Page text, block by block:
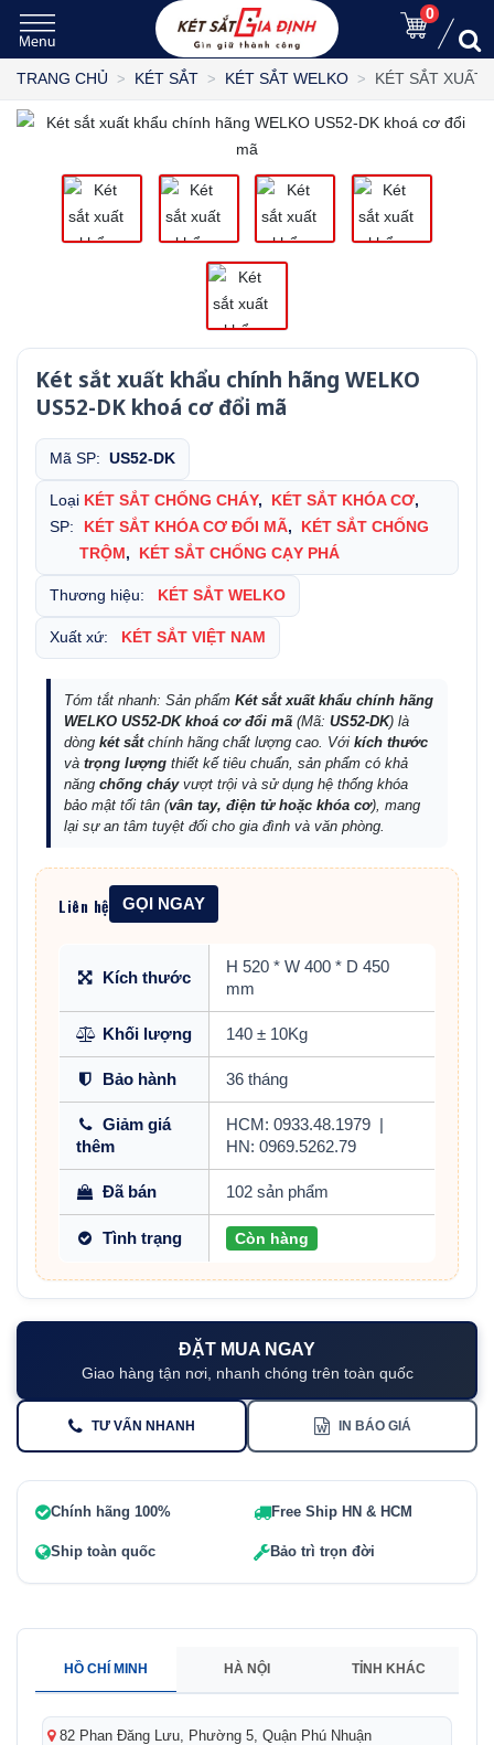
0
TRANG CHỦ KÉT SẮT KÉT SẮT WELKO KÉT SẮT XUẤT
Két sắt xuất khẩu chính hãng WELKO
US52-DK khoá cơ đổi mã
Mã SP: US52-DK
Loại
SP:
KÉT SẮT CHỐNG CHÁY, KÉT SẮT KHÓA CƠ,
KÉT SẮT KHÓA CƠ ĐỔI MÃ,
KÉT SẮT CHỐNG
TRỘM , KÉT SẮT CHỐNG CẠY PHÁ
Thương hiệu: KÉT SẮT WELKO
Xuất xứ: KÉT SẮT VIỆT NAM
Tóm tắt nhanh: Sản phẩm Két sắt xuất khẩu chính hãng
WELKO US52-DK khoá cơ đổi mã (Mã: US52-DK) là
dòng két sắtchính hãng chất lượng cao. Với kích thước
và trọng lượng thiết kế tiêu chuẩn, sản phẩm có khả
năng chống cháyvượt trội và sử dụng hệ thống khóa
bảo mật tối tân (vân tay, điện tử hoặc khóa cơ), mang
lại sự an tâm tuyệt đối cho gia đình và văn phòng.
Liên hệ GỌI NGAY
Kích thước
H 520 * W 400 * D 450
mm
Khối lượng 140 ± 10Kg
Bảo hành 36 tháng
Giảm giá
thêm
HCM: 0933.48.1979
HN: 0969.5262.79
Đã bán 102 sản phẩm
Tình trạng Còn hàng
ĐẶT MUA NGAY
Giao hàng tận nơi, nhanh chóng trên toàn quốc
TƯ VẤN NHANH IN BÁO GIÁ
Chính hãng 100% Free Ship HN & HCM
Ship toàn quốc Bảo trì trọn đời
HỒ CHÍ MINH HÀ NỘI TỈNH KHÁC
82 Phan Đăng Lưu, Phường 5, Quận Phú Nhuận